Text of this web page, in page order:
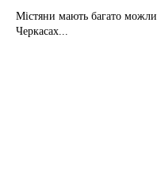
Містяни мають багато
Черкасах...